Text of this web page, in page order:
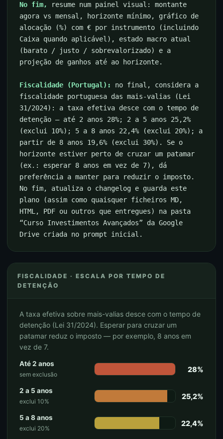
No fim,
resume num painel visual: montante
agora vs mensal, horizonte mínimo, gráfico de
alocação (%) com € por instrumento (incluindo
Caixa quando aplicável), estado macro atual
(barato / justo / sobrevalorizado) e a
projeção de ganhos até ao horizonte.
Fiscalidade (Portugal):
no final, considera a
fiscalidade portuguesa das mais-valias (Lei
31/2024): a taxa efetiva desce com o tempo de
detenção — até 2 anos 28%; 2 a 5 anos 25,2%
(exclui 10%); 5 a 8 anos 22,4% (exclui 20%); a
partir de 8 anos 19,6% (exclui 30%). Se o
horizonte estiver perto de cruzar um patamar
(ex.: esperar 8 anos em vez de 7), dá
preferência a manter para reduzir o imposto.
No fim, atualiza o changelog e guarda este
plano (assim como quaisquer ficheiros MD,
HTML, PDF ou outros que entregues) na pasta
“Curso Investimentos Avançados” da Google
Drive criada no prompt inicial.
FISCALIDADE · ESCALA POR TEMPO DE
DETENÇÃO
A taxa efetiva sobre mais-valias desce com o tempo de
detenção (Lei 31/2024). Esperar para cruzar um
patamar reduz o imposto — por exemplo, 8 anos em
vez de 7.
Até 2 anos
sem exclusão
28%
2 a 5 anos
exclui 10%
25,2%
5 a 8 anos
exclui 20%
22,4%